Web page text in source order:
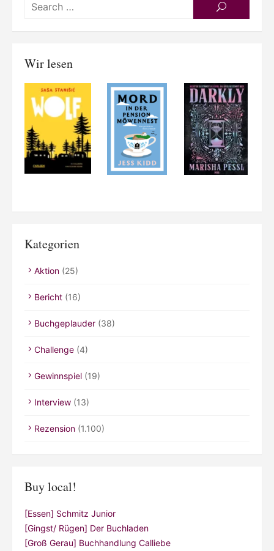
SEARCH
Wir lesen
Kategorien
Aktion (25)
Bericht (16)
Buchgeplauder (38)
Challenge (4)
Gewinnspiel (19)
Interview (13)
Rezension (1.100)
Buy local!
[Essen] Schmitz Junior
[Gingst/ Rügen] Der Buchladen
[Groß Gerau] Buchhandlung Calliebe